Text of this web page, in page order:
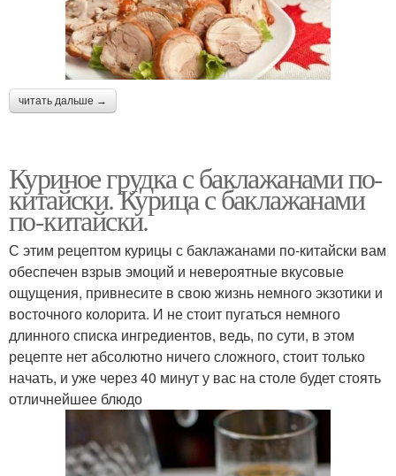
читать дальше →
Куриное грудка с баклажанами по-
китайски. Курица с баклажанами
по-китайски.
С этим рецептом курицы с баклажанами по-китайски вам
обеспечен взрыв эмоций и невероятные вкусовые
ощущения, привнесите в свою жизнь немного экзотики и
восточного колорита. И не стоит пугаться немного
длинного списка ингредиентов, ведь, по сути, в этом
рецепте нет абсолютно ничего сложного, стоит только
начать, и уже через 40 минут у вас на столе будет стоять
отличнейшее блюдо